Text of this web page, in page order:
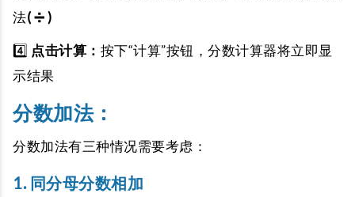
法( ➗ )
4️⃣ 点击计算： 按下“计算”按钮，分数计算器将立即显
示结果
分数加法：
分数加法有三种情况需要考虑：
1. 同分母分数相加